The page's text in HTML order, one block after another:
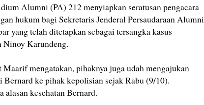
Alumni (PA) 212 menyiapkan seratusan pengacara
hukum bagi Sekretaris Jenderal Persaudaraan Alumni
yang telah ditetapkan sebagai tersangka kasus
Ninoy Karundeng.
mengatakan, pihaknya juga udah mengajukan
Bernard ke pihak kepolisian sejak Rabu (9/10).
alasan kesehatan Bernard.